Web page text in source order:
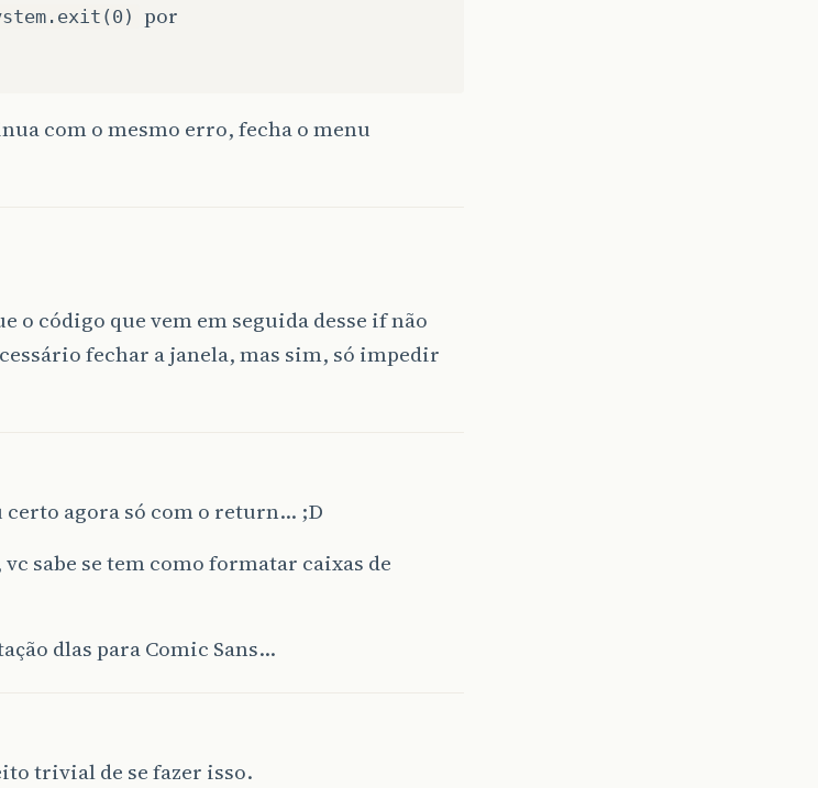
por
com o mesmo erro, fecha o menu
o código que vem em seguida desse if não
fechar a janela, mas sim, só impedir
certo agora só com o return… ;D
sabe se tem como formatar caixas de
dlas para Comic Sans…
trivial de se fazer isso.